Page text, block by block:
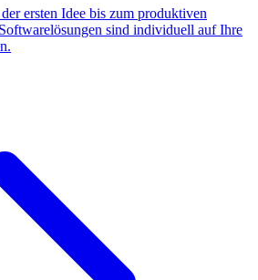
ersten Idee bis zum produktiven
sind individuell auf Ihre